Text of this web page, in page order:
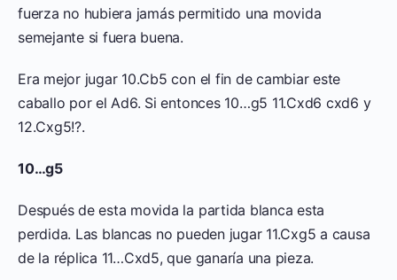
fuerza no hubiera jamás permitido una movida
semejante si fuera buena.
Era mejor jugar 10.Cb5 con el fin de cambiar este
caballo por el Ad6. Si entonces 10…g5 11.Cxd6 cxd6 y
12.Cxg5!?.
10…g5
Después de esta movida la partida blanca esta
perdida. Las blancas no pueden jugar 11.Cxg5 a causa
de la réplica 11…Cxd5, que ganaría una pieza.